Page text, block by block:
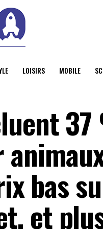
LOISIRS MOBILE
bas
et